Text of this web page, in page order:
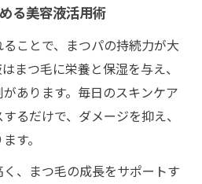
る美容液活用術
ことで、まつパの持続力が大
まつ毛に栄養と保湿を与え、
あります。毎日のスキンケア
るだけで、ダメージを抑え、
す。
、まつ毛の成長をサポートす